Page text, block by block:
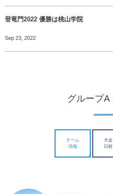
登竜門2022 優勝は桃山学院
Sep 23, 2022
グループA
チーム
情報
大会
日程